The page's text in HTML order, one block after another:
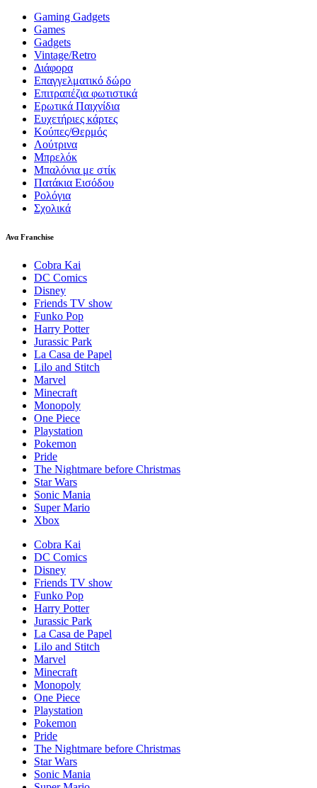
Gaming Gadgets
Games
Gadgets
Vintage/Retro
Διάφορα
Επαγγελματικό δώρο
Επιτραπέζια φωτιστικά
Ερωτικά Παιχνίδια
Ευχετήριες κάρτες
Κούπες/Θερμός
Λούτρινα
Μπρελόκ
Μπαλόνια με στίκ
Πατάκια Εισόδου
Ρολόγια
Σχολικά
Ανα Franchise
Cobra Kai
DC Comics
Disney
Friends TV show
Funko Pop
Harry Potter
Jurassic Park
La Casa de Papel
Lilo and Stitch
Marvel
Minecraft
Monopoly
One Piece
Playstation
Pokemon
Pride
The Nightmare before Christmas
Star Wars
Sonic Mania
Super Mario
Xbox
Cobra Kai
DC Comics
Disney
Friends TV show
Funko Pop
Harry Potter
Jurassic Park
La Casa de Papel
Lilo and Stitch
Marvel
Minecraft
Monopoly
One Piece
Playstation
Pokemon
Pride
The Nightmare before Christmas
Star Wars
Sonic Mania